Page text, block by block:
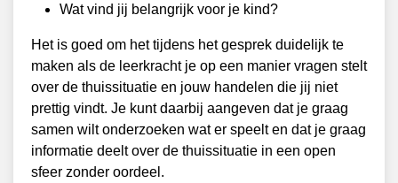
Wat vind jij belangrijk voor je kind?
Het is goed om het tijdens het gesprek duidelijk te
maken als de leerkracht je op een manier vragen stelt
over de thuissituatie en jouw handelen die jij niet
prettig vindt. Je kunt daarbij aangeven dat je graag
samen wilt onderzoeken wat er speelt en dat je graag
informatie deelt over de thuissituatie in een open
sfeer zonder oordeel.